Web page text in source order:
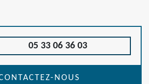
05 33 06 36 03
NOUS